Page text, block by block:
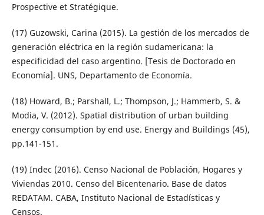
Prospective et Stratégique.
(17) Guzowski, Carina (2015). La gestión de los mercados de
generación eléctrica en la región sudamericana: la
especificidad del caso argentino. [Tesis de Doctorado en
Economía]. UNS, Departamento de Economía.
(18) Howard, B.; Parshall, L.; Thompson, J.; Hammerb, S. &
Modia, V. (2012). Spatial distribution of urban building
energy consumption by end use. Energy and Buildings (45),
pp.141-151.
(19) Indec (2016). Censo Nacional de Población, Hogares y
Viviendas 2010. Censo del Bicentenario. Base de datos
REDATAM. CABA, Instituto Nacional de Estadísticas y
Censos.